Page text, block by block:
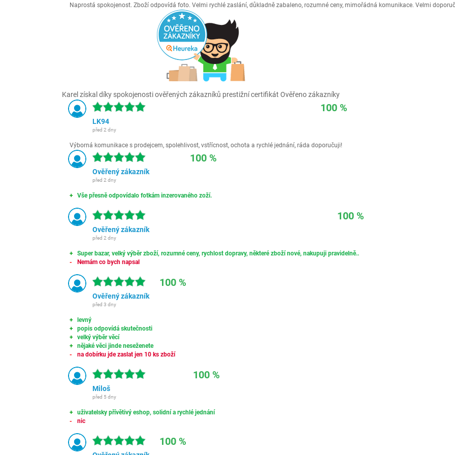
Naprostá spokojenost. Zboží odpovídá foto. Velmi rychlé zaslání, důkladně zabaleno, rozumné ceny, mimořádná komunikace. Velmi
Karel získal díky spokojenosti ověřených zákazníků prestižní certifikát Ověřeno zákazníky
100 %
LK94
před 2 dny
Výborná komunikace s prodejcem, spolehlivost, vstřícnost, ochota a rychlé jednání, ráda doporučuji!
100 %
Ověřený zákazník
před 2 dny
Vše přesně odpovídalo fotkám inzerovaného zoží.
100 %
Ověřený zákazník
před 2 dny
Super bazar, velký výběr zboží, rozumné ceny, rychlost dopravy, některé zboží nové, nakupuji pravidelně..
Nemám co bych napsal
100 %
Ověřený zákazník
před 3 dny
levný
popis odpovídá skutečnosti
velký výběr věcí
nějaké věci jinde neseženete
na dobírku jde zaslat jen 10 ks zboží
100 %
Miloš
před 5 dny
uživatelsky přívětivý eshop, solidní a rychlé jednání
nic
100 %